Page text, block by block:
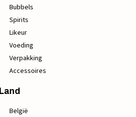
Bubbels
Spirits
Likeur
Voeding
Verpakking
Accessoires
Land
België